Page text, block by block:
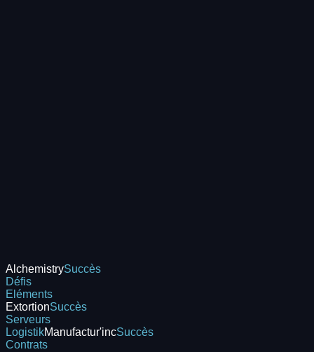
AlchemistrySuccès
Défis
Eléments
ExtortionSuccès
Serveurs
LogistikManufactur'incSuccès
Contrats